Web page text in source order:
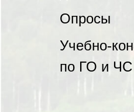
Опросы
Учебно-
по ГО и ЧС